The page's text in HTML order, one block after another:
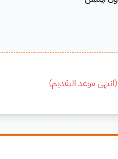
(انتهى موعد التقديم)